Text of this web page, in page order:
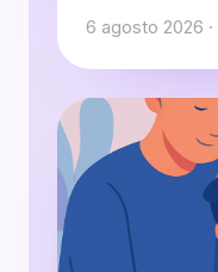
6 agosto 2026 ·